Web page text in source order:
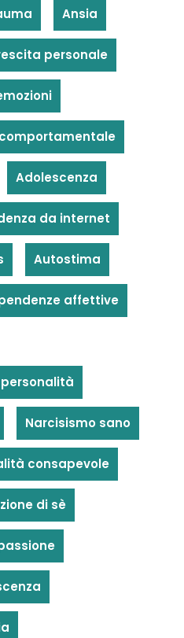
Ansia
personale
Adolescenza
da internet
Autostima
affettive
Narcisismo sano
consapevole
di sè